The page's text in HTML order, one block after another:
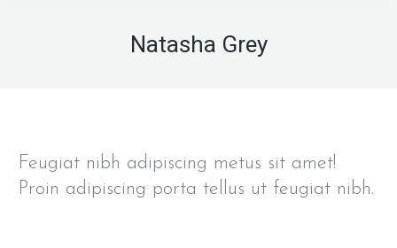
Natasha Grey
Feugiat nibh adipiscing metus sit amet!
Proin adipiscing porta tellus ut feugiat nibh.